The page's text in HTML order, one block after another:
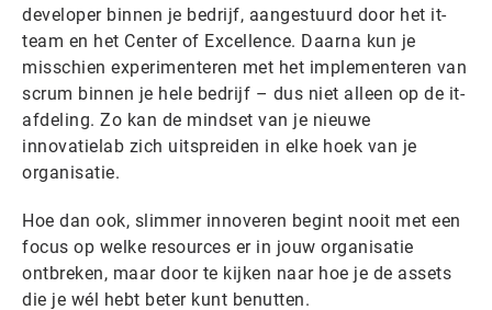
developer binnen je bedrijf, aangestuurd door het it-
team en het Center of Excellence. Daarna kun je
misschien experimenteren met het implementeren van
scrum binnen je hele bedrijf – dus niet alleen op de it-
afdeling. Zo kan de mindset van je nieuwe
innovatielab zich uitspreiden in elke hoek van je
organisatie.
Hoe dan ook, slimmer innoveren begint nooit met een
focus op welke resources er in jouw organisatie
ontbreken, maar door te kijken naar hoe je de assets
die je wél hebt beter kunt benutten.